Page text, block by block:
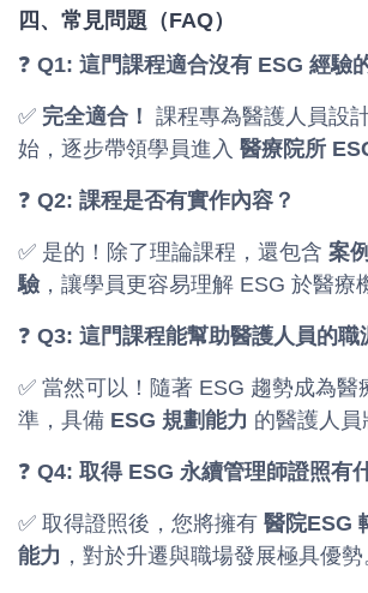
四、常見問題（FAQ）
❓ Q1: 這門課程適合沒有 ESG 經驗
✅ 完全適合！ 課程專為醫護人員設
始，逐步帶領學員進入 醫療院所
❓ Q2: 課程是否有實作內容？
✅ 是的！除了理論課程，還包含 案
驗，讓學員更容易理解 ESG 於醫療
❓ Q3: 這門課程能幫助醫護人員的職
✅ 當然可以！隨著 ESG 趨勢成為醫
準，具備 ESG 規劃能力 的醫護人員
❓ Q4: 取得 ESG 永續管理師證照有
✅ 取得證照後，您將擁有 醫院ESG
能力 ，對於升遷與職場發展極具優勢